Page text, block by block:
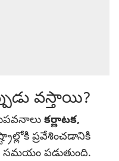
వస్తాయి?
కర్ణాటక,
ప్రవేశించడానికి
పడుతుంది.